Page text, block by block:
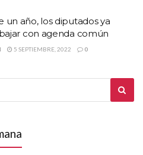
un año, los diputados ya
con agenda común
5 SEPTIEMBRE, 2022 0